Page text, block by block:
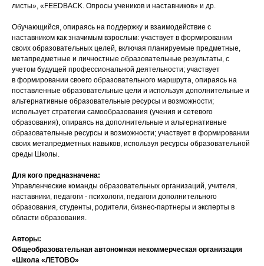
листы», «FEEDBACK. Опросы учеников и наставников» и др.
Обучающийся, опираясь на поддержку и взаимодействие с
наставником как значимым взрослым: участвует в формировании
своих образовательных целей, включая планируемые предметные,
метапредметные и личностные образовательные результаты, с
учетом будущей профессиональной деятельности; участвует
в формировании своего образовательного маршрута, опираясь на
поставленные образовательные цели и используя дополнительные и
альтернативные образовательные ресурсы и возможности;
использует стратегии самообразования (учения и сетевого
образования), опираясь на дополнительные и альтернативные
образовательные ресурсы и возможности; участвует в формировании
своих метапредметных навыков, используя ресурсы образовательной
среды Школы.
Для кого предназначена:
Управленческие команды образовательных организаций, учителя,
наставники, педагоги - психологи, педагоги дополнительного
образования, студенты, родители, бизнес-партнеры и эксперты в
области образования.
Авторы:
Общеобразовательная автономная некоммерческая организация
«Школа «ЛЕТОВО»